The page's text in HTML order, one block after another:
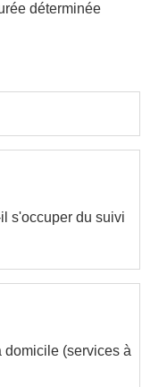
déterminée
s'occuper du suivi
domicile (services à